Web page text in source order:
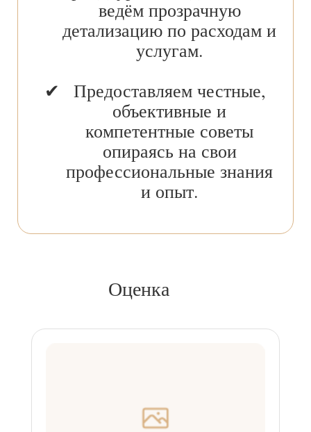
ведём прозрачную
детализацию по расходам и
услугам.
Предоставляем честные,
объективные и
компетентные советы
опираясь на свои
профессиональные знания
и опыт.
Оценка